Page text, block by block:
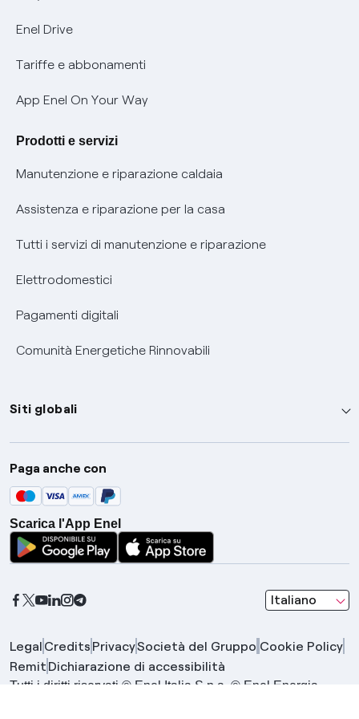
Informativa Privacy AI
Mobilità Elettrica
Phishing e truffe online
Verifica chi ti ha chiamato
Agevolazione utenti con disabilità per offerte Fibra
Informativa RAEE
Enel Drive
Tariffe e abbonamenti
App Enel On Your Way
Prodotti e servizi
Manutenzione e riparazione caldaia
Assistenza e riparazione per la casa
Tutti i servizi di manutenzione e riparazione
Elettrodomestici
Pagamenti digitali
Comunità Energetiche Rinnovabili
Siti globali
Enel Group
Enel Green Power
Global Trading
Global Procurement
Gridspertise
Paga anche con
Scarica l'App Enel
Italiano
seleziona una
Legal Credits PrivacySocietà del Gruppo Cookie Policy
Remit Dichiarazione di accessibilità
Tutti i diritti riservati © Enel Italia S.p.a. © Enel Energia